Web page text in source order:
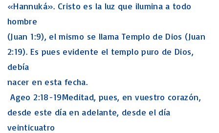
«Hannuká». Cristo es la luz que ilumina a todo
hombre
(Juan 1:9), el mismo se llama Templo de Dios (Juan
2:19). Es pues evidente el templo puro de Dios,
debía
nacer en esta fecha.
Ageo 2:18-19Meditad, pues, en vuestro corazón,
desde este día en adelante, desde el día
veinticuatro